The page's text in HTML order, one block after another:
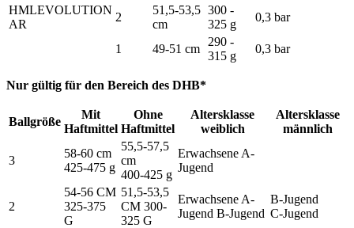
HMLEVOLUTION
AR
2
51,5-53,5
cm
300 -
325 g
0,3 bar
1 49-51 cm
290 -
315 g
0,3 bar
Nur gültig für den Bereich des DHB*
Ballgröße
Mit
Haftmittel
Ohne
Haftmittel
Altersklasse
weiblich
Altersklasse
männlich
3
58-60 cm
425-475 g
55,5-57,5
cm
400-425 g
Erwachsene A-
Jugend
2
54-56 CM
325-375
G
51,5-53,5
CM 300-
325 G
Erwachsene A-
Jugend B-Jugend
B-Jugend
C-Jugend